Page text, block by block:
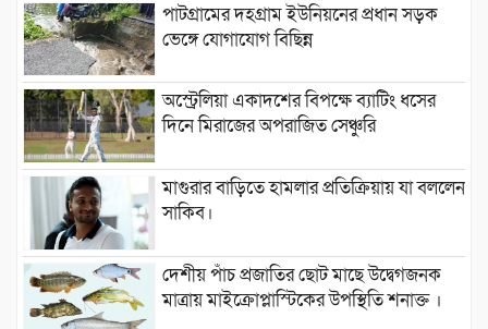
পাটগ্রামের দহগ্রাম ইউনিয়নের প্রধান সড়ক
ভেঙ্গে যোগাযোগ বিছিন্ন
অস্ট্রেলিয়া একাদশের বিপক্ষে ব্যাটিং ধসের
দিনে মিরাজের অপরাজিত সেঞ্চুরি
মাগুরার বাড়িতে হামলার প্রতিক্রিয়ায় যা বললেন
সাকিব।
দেশীয় পাঁচ প্রজাতির ছোট মাছে উদ্বেগজনক
মাত্রায় মাইক্রোপ্লাস্টিকের উপস্থিতি শনাক্ত ।